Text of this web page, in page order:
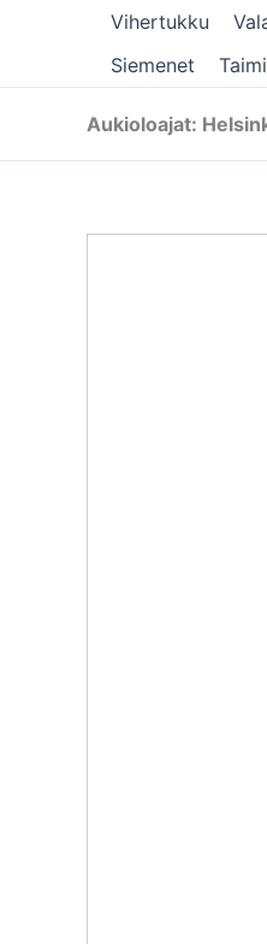
Vihertukku
Siemenet
Aukioloajat: